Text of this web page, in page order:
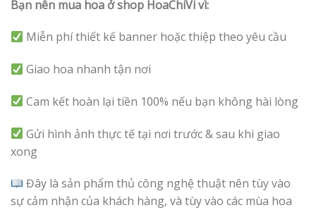
Bạn nên mua hoa ở shop HoaChiVi vì:
Miễn phí thiết kế banner hoặc thiệp theo yêu cầu
Giao hoa nhanh tận nơi
Cam kết hoàn lại tiền 100% nếu bạn không hài lòng
Gửi hình ảnh thực tế tại nơi trước & sau khi giao
xong
Đây là sản phẩm thủ công nghệ thuật nên tùy vào
sự cảm nhận của khách hàng, và tùy vào các mùa hoa